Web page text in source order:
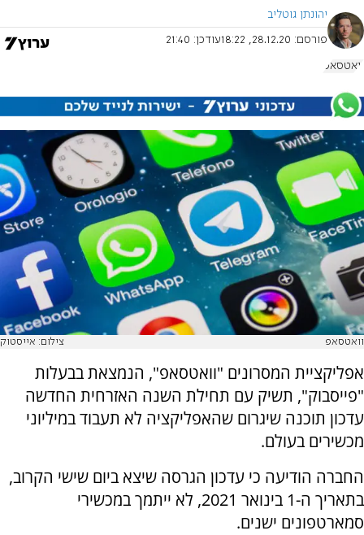
יהונתן גוטליב
פורסם: 28.12.20, 18:22 עודכן: 21:40
וואטסאפ
וואטסאפ צילום: אייסטוק
אפליקציית המסרונים "וואטסאפ", הנמצאת בבעלות
"פייסבוק", תשיק עם תחילת השנה האזרחית החדשה
עדכון תוכנה שיגרום שהאפליקציה לא תעבוד במיליוני
מכשירים בעולם.
החברה הודיעה כי עדכון הגרסה שיצא ביום שישי הקרוב,
בתאריך ה-1 בינואר 2021, לא ייתמך במכשירי
סמארטפונים ישנים.